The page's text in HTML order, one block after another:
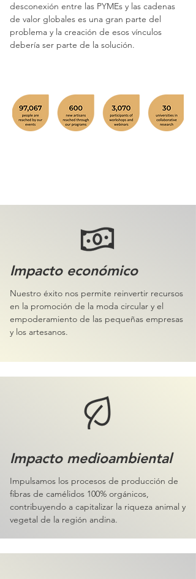
desconexión entre las PYMEs y las cadenas
de valor globales es una gran parte del
problema y la creación de esos vínculos
debería ser parte de la solución.
Impacto económico
Nuestro éxito nos permite reinvertir recursos
en la promoción de la moda circular y el
empoderamiento de las pequeñas empresas
y los artesanos.
Impacto medioambiental
Impulsamos los procesos de producción de
fibras de camélidos 100% orgánicos,
contribuyendo a capitalizar la riqueza animal y
vegetal de la región andina.